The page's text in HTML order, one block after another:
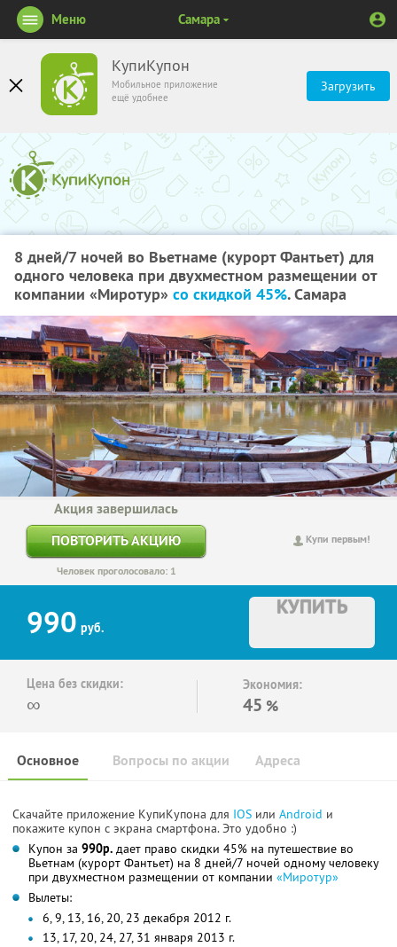
КупиКупон
Мобильное приложение
ещё удобнее
Загрузить
Меню Самара
8 дней/7 ночей во Вьетнаме (курорт Фантьет) для
одного человека при двухместном размещении от
компании «Миротур» со скидкой 45%. Самара
Купи первым!
Акция завершилась
ПОВТОРИТЬ АКЦИЮ
Человек проголосовало: 1
990 руб.
КУПИТЬ
Цена без скидки:
∞
Экономия:
45 %
Основное Вопросы по акции Адреса
Скачайте приложение КупиКупона для IOS или Android и
покажите купон с экрана смартфона. Это удобно :)
Купон за 990р. дает право скидки 45% на путешествие во
Вьетнам (курорт Фантьет) на 8 дней/7 ночей одному человеку
при двухместном размещении от компании «Миротур»
Вылеты:
6, 9, 13, 16, 20, 23 декабря 2012 г.
13, 17, 20, 24, 27, 31 января 2013 г.